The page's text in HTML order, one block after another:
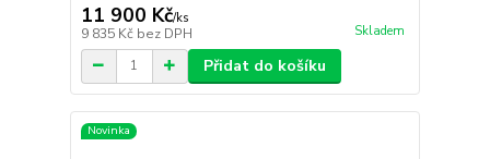
11 900 Kč/ks
9 835 Kč bez DPH Skladem
Přidat do košíku
Novinka